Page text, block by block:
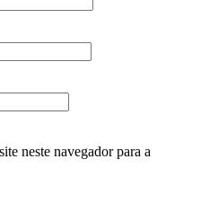
neste navegador para a